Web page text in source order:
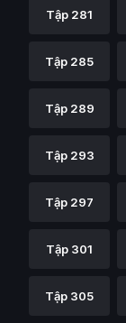
Tập 281
Tập 285
Tập 289
Tập 293
Tập 297
Tập 301
Tập 305